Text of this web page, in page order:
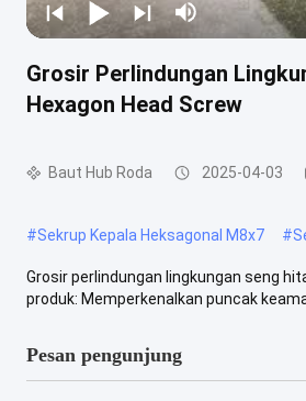
Grosir Perlindungan
Hexagon Head Screw
Baut Hub Roda 2025-04-03
#Sekrup Kepala Heksagonal M8x7 #
Grosir perlindungan lingkungan seng
produk: Memperkenalkan puncak
Pesan pengunjung